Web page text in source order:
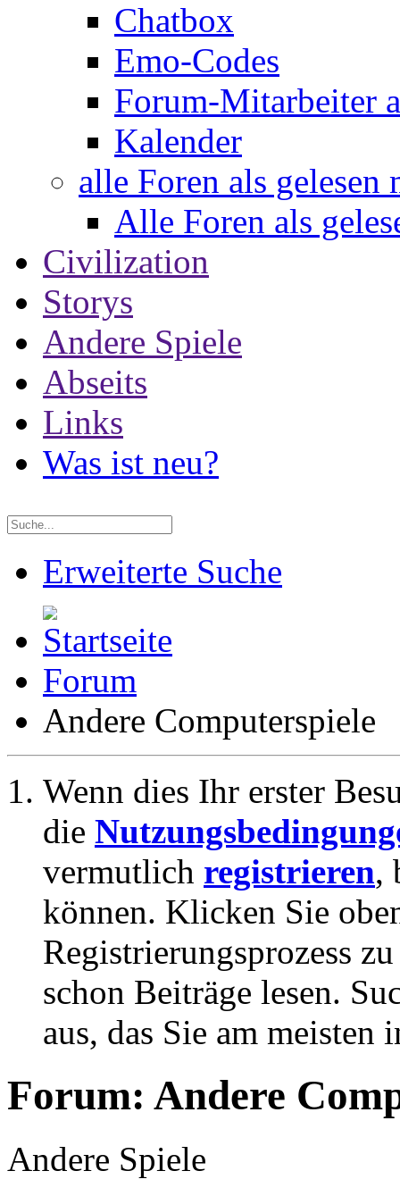
Chatbox
Emo-Codes
Forum-Mitarbeiter
Kalender
alle Foren als gelesen
Alle Foren als
Civilization
Storys
Andere Spiele
Abseits
Links
Was ist neu?
Erweiterte Suche
Forum
Andere Computerspiele
Wenn dies Ihr erster
die
vermutlich registrieren,
können. Klicken Sie
Registrierungsprozess
schon Beiträge lesen.
aus, das Sie am meisten
Forum: Andere
Andere Spiele